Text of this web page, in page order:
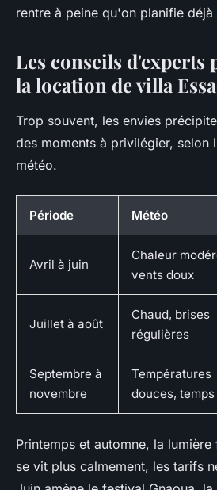
rentre à peine qu'on planifie
Les conseils d'experts
la location de villa
Trop souvent, les envies
des moments à privilégier, selon
météo.
Période Météo
Avril à juin
Chaleur
vents doux
Juillet à août
Chaud, brises
régulières
Septembre à
novembre
Températures
douces,
Printemps et automne, la
se vit plus calmement, les tarifs